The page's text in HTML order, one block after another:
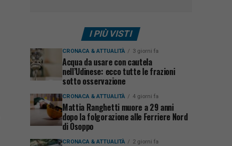
I PIÙ VISTI
CRONACA & ATTUALITÀ 3 giorni fa
Acqua da usare con cautela
nell’Udinese: ecco tutte le frazioni
sotto osservazione
CRONACA & ATTUALITÀ 4 giorni fa
Mattia Ranghetti muore a 29 anni
dopo la folgorazione alle Ferriere Nord
di Osoppo
CRONACA & ATTUALITÀ 2 giorni fa